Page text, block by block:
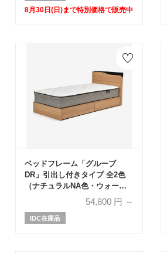
8月30日(日)まで特別価格で販売中
ベッドフレーム「グルーブ
DR」引出し付きタイプ 全2色
（ナチュラルNA色・ウォール
ナットグレーWNG色）全5サイ
54,800円 ～
IDC在庫品